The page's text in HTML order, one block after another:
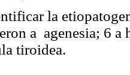
la
a agenesia; 6
tiroidea.